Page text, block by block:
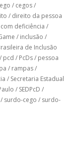
/ cegos/
/ direito da pessoa
deficiência /
/ inclusão /
de Inclusão
/ pcd / PcDs/ pessoa
/ rampas/
/ Secretaria Estadual
/ SEDPcD /
/ surdo-cego / surdo-